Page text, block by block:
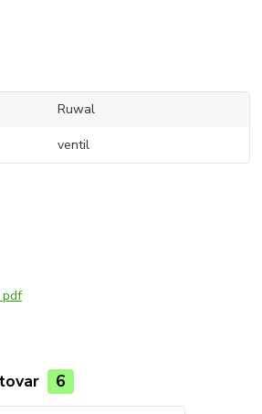
Ruwal
ventil
pdf
6